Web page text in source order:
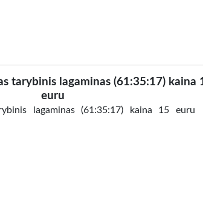
tarybinis lagaminas (61:35:17) kaina
euru
lagaminas (61:35:17) kaina 15